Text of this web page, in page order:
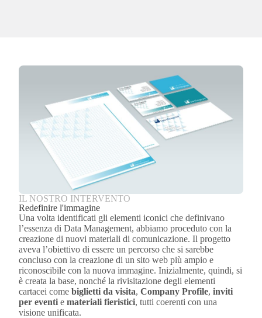
IL NOSTRO INTERVENTO
Redefinire l'immagine
Una volta identificati gli elementi iconici che definivano
l’essenza di Data Management, abbiamo proceduto con la
creazione di nuovi materiali di comunicazione. Il progetto
aveva l’obiettivo di essere un percorso che si sarebbe
concluso con la creazione di un sito web più ampio e
riconoscibile con la nuova immagine. Inizialmente, quindi, si
è creata la base, nonché la rivisitazione degli elementi
cartacei come biglietti da visita, Company Profile, inviti
per eventi e materiali fieristici, tutti coerenti con una
visione unificata.